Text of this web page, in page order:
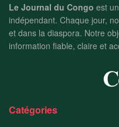
Le Journal du Congo est
indépendant. Chaque jour,
et dans la diaspora. Notre
information fiable, claire et
Catégories